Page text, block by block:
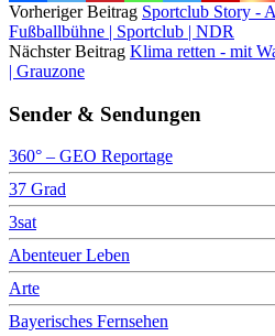
Vorheriger Beitrag Sportclub Story -
Fußballbühne | Sportclub | NDR
Nächster Beitrag Klima retten - mit
| Grauzone
Sender & Sendungen
360° – GEO Reportage
37 Grad
3sat
Abenteuer Leben
Arte
Bayerisches Fernsehen